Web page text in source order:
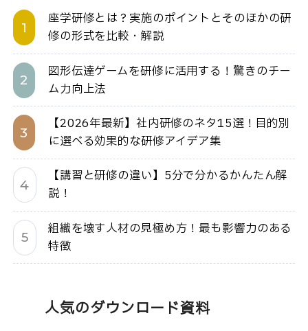
座学研修とは？実施のポイントとそのほかの研
修の形式を比較・解説
図形伝達ゲームを研修に活用する！驚きのチー
ム力向上法
【2026年最新】社内研修のネタ15選！目的別
に選べる効果的な研修アイデア集
【講習と研修の違い】5分で分かるかんたん解
説！
組織を壊す人材の見極め方！最も影響力のある
特徴
人気のダウンロード資料